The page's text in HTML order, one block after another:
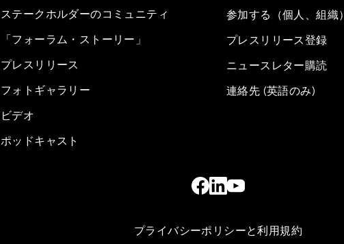
ステークホルダーのコミュニティ
「フォーラム・ストーリー」
プレスリリース
フォトギャラリー
ビデオ
ポッドキャスト
参加する（個人、組織）
プレスリリース登録
ニュースレター購読
連絡先 (英語のみ)
プライバシーポリシーと利用規約